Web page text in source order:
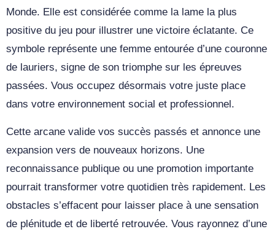
Monde. Elle est considérée comme la lame la plus
positive du jeu pour illustrer une victoire éclatante. Ce
symbole représente une femme entourée d’une couronne
de lauriers, signe de son triomphe sur les épreuves
passées. Vous occupez désormais votre juste place
dans votre environnement social et professionnel.
Cette arcane valide vos succès passés et annonce une
expansion vers de nouveaux horizons. Une
reconnaissance publique ou une promotion importante
pourrait transformer votre quotidien très rapidement. Les
obstacles s’effacent pour laisser place à une sensation
de plénitude et de liberté retrouvée. Vous rayonnez d’une